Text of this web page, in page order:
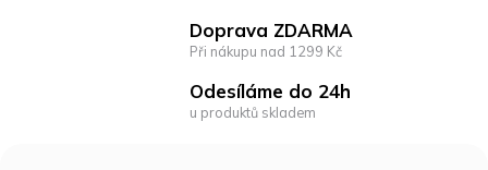
Doprava ZDARMA
Při nákupu nad 1299 Kč
Odesíláme do 24h
u produktů skladem